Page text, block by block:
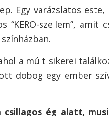
Egy varázslatos este,
szellem”, amit
a múlt sikerei
dobog egy ember
ég alatt,